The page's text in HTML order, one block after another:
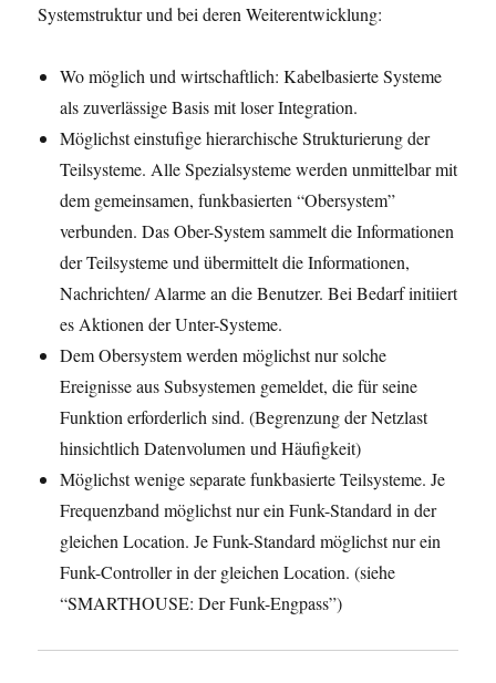
Systemstruktur und bei deren Weiterentwicklung:
Wo möglich und wirtschaftlich: Kabelbasierte Systeme
als zuverlässige Basis mit loser Integration.
Möglichst einstufige hierarchische Strukturierung der
Teilsysteme. Alle Spezialsysteme werden unmittelbar mit
dem gemeinsamen, funkbasierten “Obersystem”
verbunden. Das Ober-System sammelt die Informationen
der Teilsysteme und übermittelt die Informationen,
Nachrichten/ Alarme an die Benutzer. Bei Bedarf initiiert
es Aktionen der Unter-Systeme.
Dem Obersystem werden möglichst nur solche
Ereignisse aus Subsystemen gemeldet, die für seine
Funktion erforderlich sind. (Begrenzung der Netzlast
hinsichtlich Datenvolumen und Häufigkeit)
Möglichst wenige separate funkbasierte Teilsysteme. Je
Frequenzband möglichst nur ein Funk-Standard in der
gleichen Location. Je Funk-Standard möglichst nur ein
Funk-Controller in der gleichen Location. (siehe
“SMARTHOUSE: Der Funk-Engpass”)